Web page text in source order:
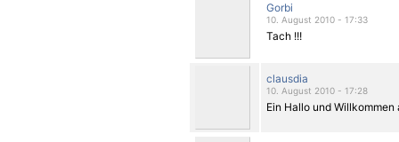
Gorbi
10. August 2010 - 17:33
Tach !!!
clausdia
10. August 2010 - 17:28
Ein Hallo und